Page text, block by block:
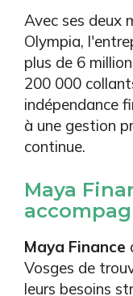
Avec ses deux
Olympia,
plus de 6
200 000
indépendance
à une gestion
continue.
Maya
Maya Finance
Vosges de
leurs besoins